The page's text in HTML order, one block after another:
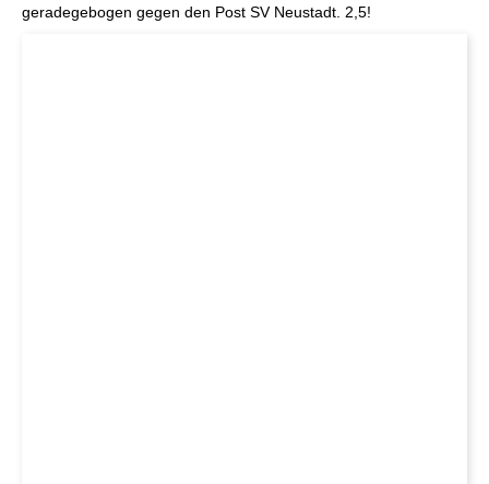
geradegebogen gegen den Post SV Neustadt. 2,5!